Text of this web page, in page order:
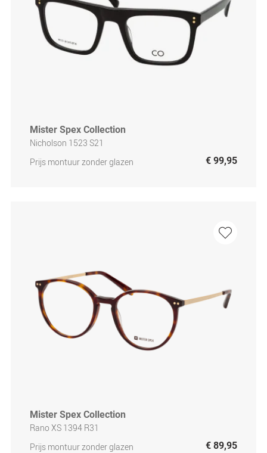
Mister Spex Collection
Nicholson 1523 S21
Prijs montuur zonder glazen
€ 99,95
Mister Spex Collection
Rano XS 1394 R31
Prijs montuur zonder glazen
€ 89,95